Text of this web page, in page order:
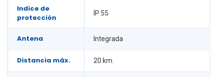
Indice de
protección
IP 55
Antena Integrada
Distancia máx. 20 km.